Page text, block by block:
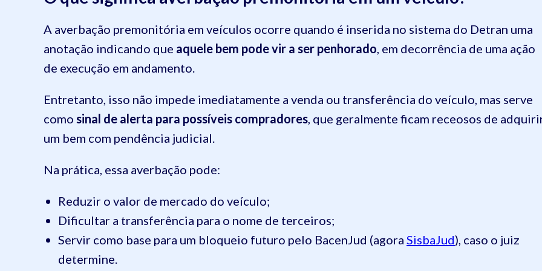
A averbação premonitória em veículos ocorre quando é inserida no sistema do Detran uma
anotação indicando que aquele bem pode vir a ser penhorado , em decorrência de uma ação
de execução em andamento.
Entretanto, isso não impede imediatamente a venda ou transferência do veículo, mas serve
como sinal de alerta para possíveis compradores , que geralmente ficam receosos de
um bem com pendência judicial.
Na prática, essa averbação pode:
Reduzir o valor de mercado do veículo;
Dificultar a transferência para o nome de terceiros;
Servir como base para um bloqueio futuro pelo BacenJud (agora SisbaJud), caso o juiz
determine.